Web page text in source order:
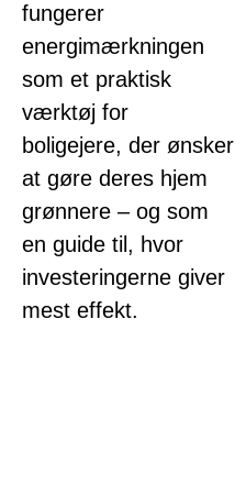
fungerer
energimærkningen
som et praktisk
værktøj for
boligejere, der ønsker
at gøre deres hjem
grønnere – og som
en guide til, hvor
investeringerne giver
mest effekt.